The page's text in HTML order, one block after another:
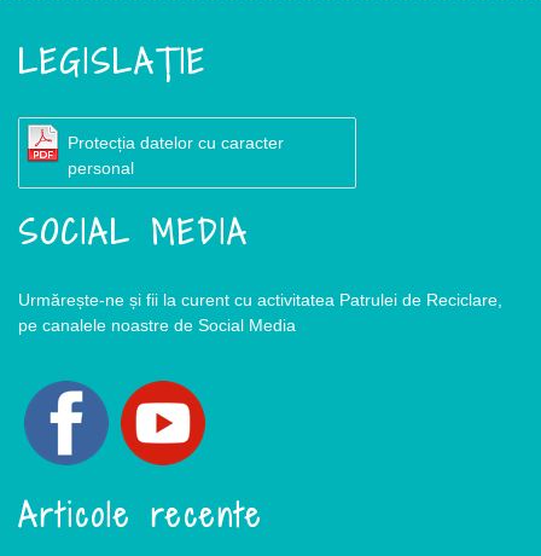
LEGISLAȚIE
Protecția datelor cu caracter
personal
SOCIAL MEDIA
Urmărește-ne și fii la curent cu activitatea Patrulei de Reciclare,
pe canalele noastre de Social Media
Articole recente